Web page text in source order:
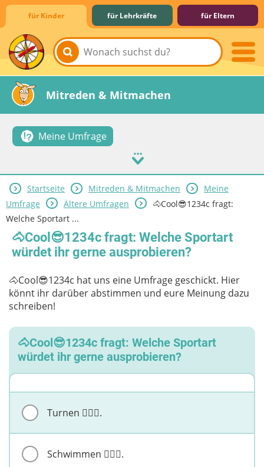
für Kinder für Lehrkräfte für Eltern
Lernen & Schule
Hobby & Freizeit
Spiel & Spaß
Mitreden & Mitmachen
Meine Umfrage
Startseite Mitreden & Mitmachen
Meine
Umfrage
Ältere Umfragen
🐴Cool😎1234c fragt:
Welche Sportart ...
🐴Cool😎1234c fragt: Welche Sportart
würdet ihr gerne ausprobieren?
🐴Cool😎1234c hat uns eine Umfrage geschickt. Hier
könnt ihr darüber abstimmen und eure Meinung dazu
schreiben!
🐴Cool😎1234c fragt: Welche Sportart
würdet ihr gerne ausprobieren?
Turnen 🤸🏼‍♀️.
Schwimmen 🏊🏼‍♀️.